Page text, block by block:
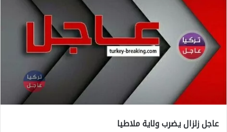
عاجل زلزال يضرب ولاية ملاطيا